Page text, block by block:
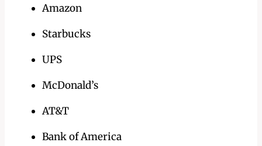
Amazon
Starbucks
UPS
McDonald’s
AT&T
Bank of America